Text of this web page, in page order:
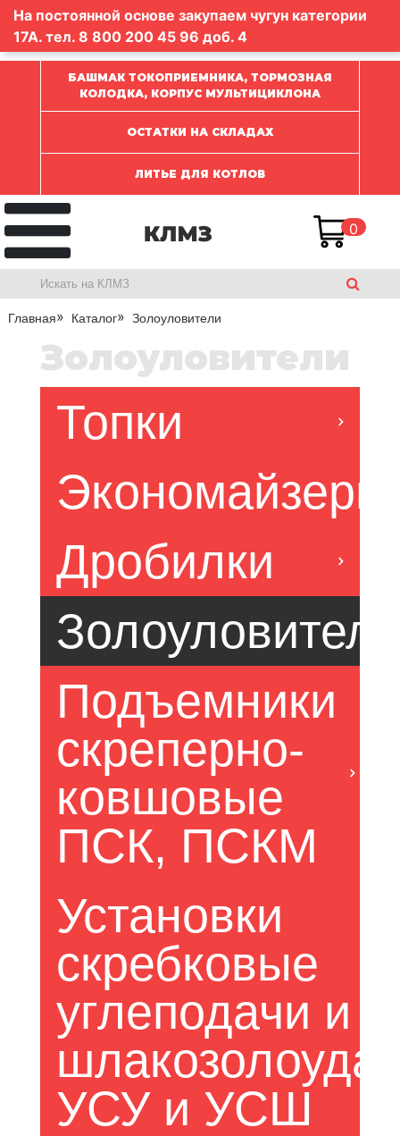
На постоянной основе закупаем чугун категории
17А. тел. 8 800 200 45 96 доб. 4
БАШМАК ТОКОПРИЕМНИКА, ТОРМОЗНАЯ
КОЛОДКА, КОРПУС МУЛЬТИЦИКЛОНА
ОСТАТКИ НА СКЛАДАХ
ЛИТЬЕ ДЛЯ КОТЛОВ
0
Главная Каталог Золоуловители
Золоуловители
Топки
Экономайзеры
Дробилки
Золоуловители
Подъемники
скреперно-
ковшовые
ПСК, ПСКМ
Установки
скребковые
углеподачи и
УСУ и УСШ